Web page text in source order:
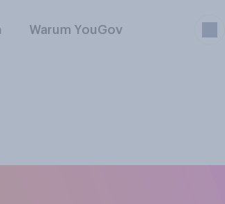
Warum YouGov